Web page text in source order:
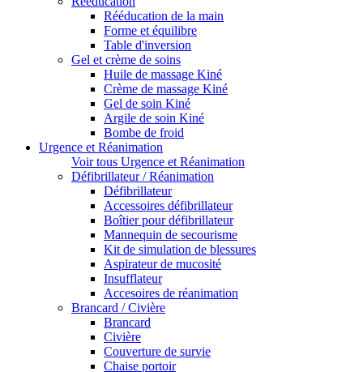
Rééducation de la main
Forme et équilibre
Table d'inversion
Gel et crème de soins
Huile de massage Kiné
Crème de massage Kiné
Gel de soin Kiné
Argile de soin Kiné
Bombe de froid
Urgence et Réanimation
Voir tous Urgence et Réanimation
Défibrillateur / Réanimation
Défibrillateur
Accessoires défibrillateur
Boîtier pour défibrillateur
Mannequin de secourisme
Kit de simulation de blessures
Aspirateur de mucosité
Insufflateur
Accesoires de réanimation
Brancard / Civière
Brancard
Civière
Couverture de survie
Chaise portoir